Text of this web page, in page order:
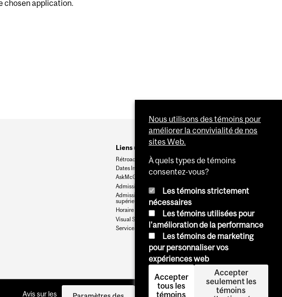
chosen application.
Liens utiles
Rétroaction
Dates Importantes
AskMcGill
Admission au premier cycle
Admissions aux cycles
supérieurs et postdoctoraux
Horaire des cours
Visual Schedule Builder
Services aux étudiants
Avis sur les Se
Nous utilisons des témoins pour
améliorer la convivialité de nos
sites Web.
À quels types de témoins
consentez-vous?
Les témoins strictement
nécessaires
Les témoins utilisées pour
l'amélioration de la performance
Les témoins de marketing
pour personnaliser vos
expériences web
Accepter
tous les
témoins
Accepter
seulement les
témoins